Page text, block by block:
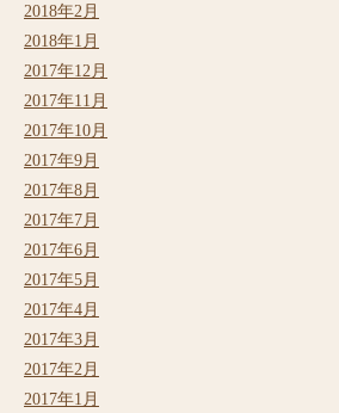
2018年2月
2018年1月
2017年12月
2017年11月
2017年10月
2017年9月
2017年8月
2017年7月
2017年6月
2017年5月
2017年4月
2017年3月
2017年2月
2017年1月